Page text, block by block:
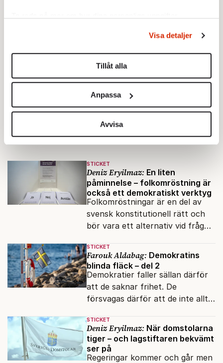
Du kan ändra eller dra tillbaka ditt samtycke när som
helst från cookie-förklaringen.
Vi använder enhetsidentifierare för att anpassa innehållet
för sociala medier och analysera vår trafik. Vi
vidarebefordrar även sådana identifierare och annan
information från din enhet till de sociala medier och
annons- och analysföretag som vi samarbetar med.
Dessa kan i sin tur kombinera informationen med annan
information som du har tillhandahållit eller som de har
samlat in när du har använt deras tjänster.
Om du vill läsa mer om hur vi hanterar personuppgifter
kan du göra dethär
Visa detaljer
Tillåt alla
Anpassa
Avvisa
Testa vår valkompass 2026!
Sticket
STICKET
Deniz Eryilmaz: En liten
påminnelse – folkomröstning är
också ett demokratiskt verktyg
Folkomröstningar är en del av
svensk konstitutionell rätt och
bör vara ett alternativ vid frågor
STICKET
Farouk Aldabag: Demokratins
blinda fläck – del 2
Demokratier faller sällan därför
att de saknar frihet. De
försvagas därför att de inte alltid
naivitet.
STICKET
Deniz Eryilmaz: När domstolarna
tiger – och lagstiftaren bekvämt
ser på
Regeringar kommer och går men